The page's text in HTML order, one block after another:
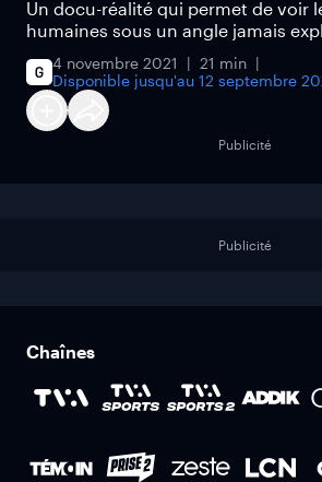
Un docu-réalité qui permet de voir
humaines sous un angle jamais
4 novembre 2021
21 min
Disponible jusqu'au 12 septembre
Publicité
Publicité
Chaînes